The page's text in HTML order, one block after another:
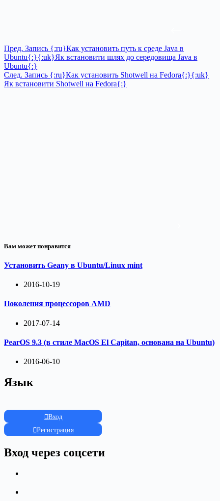
Пред. Запись {:ru}Как установить путь к среде Java в
Ubuntu{:}{:uk}Як встановити шлях до середовища Java в
Ubuntu{:}
След. Запись {:ru}Как установить Shotwell на Fedora{:}{:uk}
Як встановити Shotwell на Fedora{:}
Вам может понравится
Установить Geany в Ubuntu/Linux mint
2016-10-19
Поколения процессоров AMD
2017-07-14
PearOS 9.3 (в стиле MacOS El Capitan, основана на Ubuntu)
2016-06-10
Язык
Вход
Регистрация
Вход через соцсети